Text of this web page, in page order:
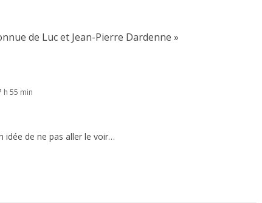
de Luc et Jean-Pierre Dardenne »
h 55 min
idée de ne pas aller le voir…